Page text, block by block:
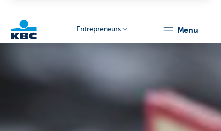
Entrepreneurs menu